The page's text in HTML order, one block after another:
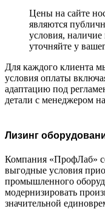
Цены на сайте
являются
условия,
уточняйте у
Для каждого клиента
условия оплаты
адаптацию под
детали с менеджером на
Лизинг
Компания «ПрофЛаб»
выгодные условия
промышленного
модернизировать
значительной